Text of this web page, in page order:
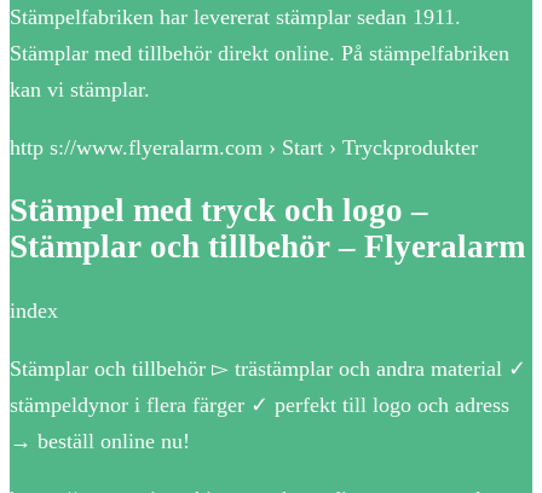
Stämpelfabriken har levererat stämplar sedan 1911.
Stämplar med tillbehör direkt online. På stämpelfabriken
kan vi stämplar.
http s://www.flyeralarm.com › Start › Tryckprodukter
Stämpel med tryck och logo –
Stämplar och tillbehör – Flyeralarm
index
Stämplar och tillbehör ▻ trästämplar och andra material ✓
stämpeldynor i flera färger ✓ perfekt till logo och adress
→ beställ online nu!